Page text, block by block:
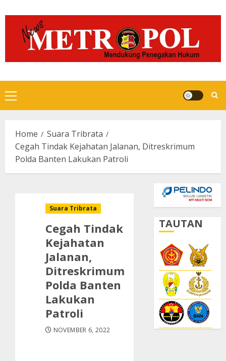
to
content
Primary
Menu
Home
Suara Tribrata
Cegah Tindak Kejahatan Jalanan, Ditreskrimum
Polda Banten Lakukan Patroli
Suara Tribrata
Cegah Tindak
Kejahatan
Jalanan,
Ditreskrimum
Polda Banten
Lakukan
Patroli
NOVEMBER 6, 2022
TAUTAN